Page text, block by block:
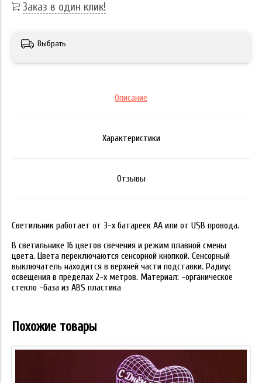
Заказ в один клик!
Выбрать
Описание
Характеристики
Отзывы
Светильник работает от 3-х батареек АА или от USB провода.
В светильнике 16 цветов свечения и режим плавной смены
цвета. Цвета переключаются сенсорной кнопкой. Сенсорный
выключатель находится в верхней части подставки. Радиус
освещения в пределах 2-х метров. Материал: -органическое
стекло -база из ABS пластика
Похожие товары